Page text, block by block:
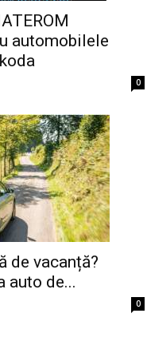
automobilele
0
de vacanță?
auto de...
0